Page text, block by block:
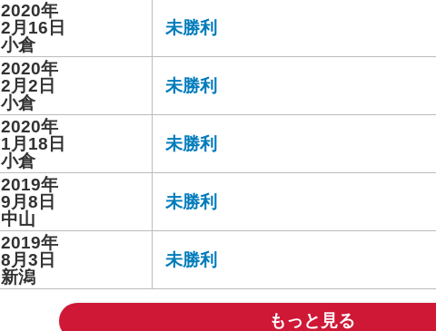
2020年
2月16日
小倉
未勝利
2020年
2月2日
小倉
未勝利
2020年
1月18日
小倉
未勝利
2019年
9月8日
中山
未勝利
2019年
8月3日
新潟
未勝利
もっと見る